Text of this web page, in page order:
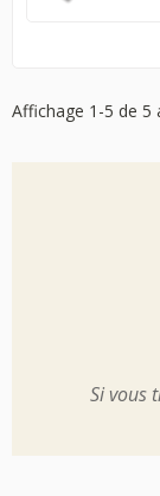
Affichage 1-5 de 5
Si vous